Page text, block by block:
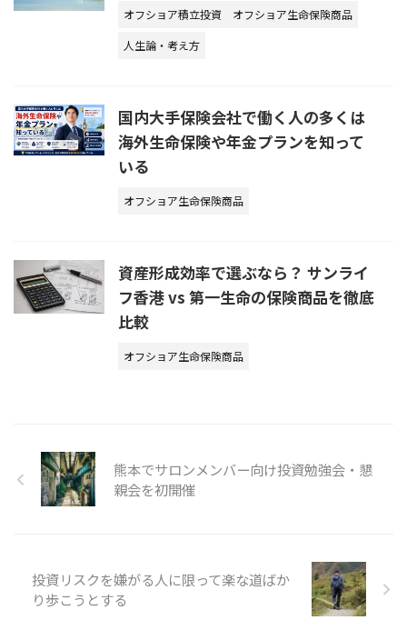
オフショア積立投資
オフショア生命保険商品
人生論・考え方
国内大手保険会社で働く人の多くは
海外生命保険や年金プランを知って
いる
オフショア生命保険商品
資産形成効率で選ぶなら？ サンライ
フ香港 vs 第一生命の保険商品を徹底
比較
オフショア生命保険商品
熊本でサロンメンバー向け投資勉強会・懇
親会を初開催
投資リスクを嫌がる人に限って楽な道ばか
り歩こうとする